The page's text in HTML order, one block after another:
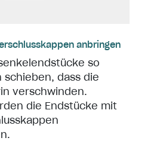
anbringen
so
schieben, dass die
verschwinden.
die Endstücke mit